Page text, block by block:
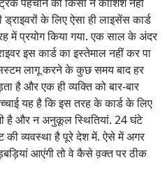
के लिए ऐसा ही लाइसेंस कार्ड
में प्रयोग किया गया. एक साल के अंदर
इस कार्ड का इस्तेमाल नहीं कर पा
लागू करने के कुछ समय बाद हर
है और एक ही व्यक्ति को बार-बार
यह है कि इस तरह के कार्ड के लिए
है और न अनुकूल स्थितियां. 24 घंटे
की व्यवस्था है पूरे देश में. ऐसे में अगर
आएंगी तो वे कैसे व़क्त पर ठीक